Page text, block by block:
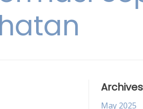
Archives
May 2025